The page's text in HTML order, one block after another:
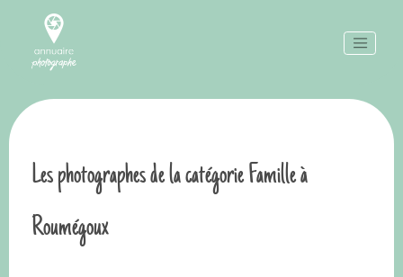
Les photographes de la catégorie Famille à
Roumégoux